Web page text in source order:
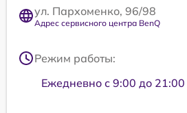
ул. Пархоменко, 96/98
Адрес сервисного центра BenQ
Режим работы:
Ежедневно с 9:00 до 21:00